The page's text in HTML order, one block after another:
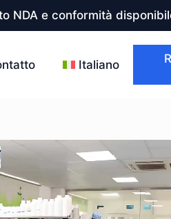
NDA e conformità
Italiano